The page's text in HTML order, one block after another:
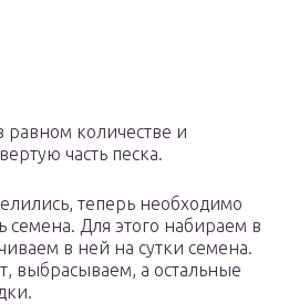
равном количестве и
часть песка.
теперь необходимо
семена. Для этого набираем в
в ней на сутки семена.
выбрасываем, а остальные